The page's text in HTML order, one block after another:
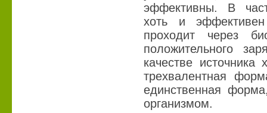
эффективны. В
хоть и
проходит через
положительного
качестве источника
трехвалентная
единственная
организмом.